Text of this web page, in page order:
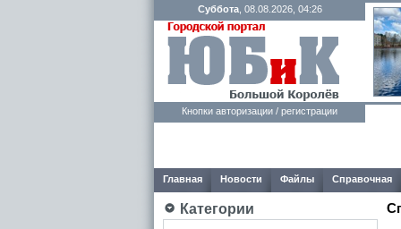
Суббота, 08.08.2026, 04:26
Кнопки авторизации / регистрации
Главная Новости Файлы Справочная
Категории